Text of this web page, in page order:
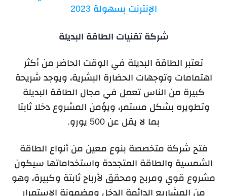
الإنترنت بسهولة 2023
شركة تقنيات الطاقة البديلة
تعتبر الطاقة البديلة في الوقت الحاضر من أكثر
اهتمامات وتوجهات الحضارة البشرية، ويوجد شريحة
كبيرة من الناس تعمل في مجال الطاقة البديلة
وتطويره بشكل مستمر، ويؤمن المشروع دخلا ثابتا
بما لا يقل عن 500 يورو.
فتح شركة متخصصة بنوع معين من أنواع الطاقة
الشمسية والطاقة المتجددة واستخداماتها سيكون
مشروع قوي ومربح ومحقق لأرباح ثابتة وكبيرة، وهو
من المشاريع الدائمة الدخل ومضمونة الاستمرار